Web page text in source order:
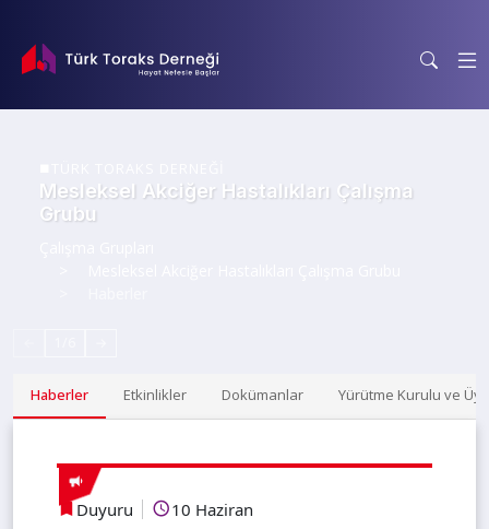
Mesleksel Akciğer Hastalıkları Çalışma
Grubu
Haberler Etkinlikler Dokümanlar Yürütme Kurulu ve
Duyuru 10 Haziran